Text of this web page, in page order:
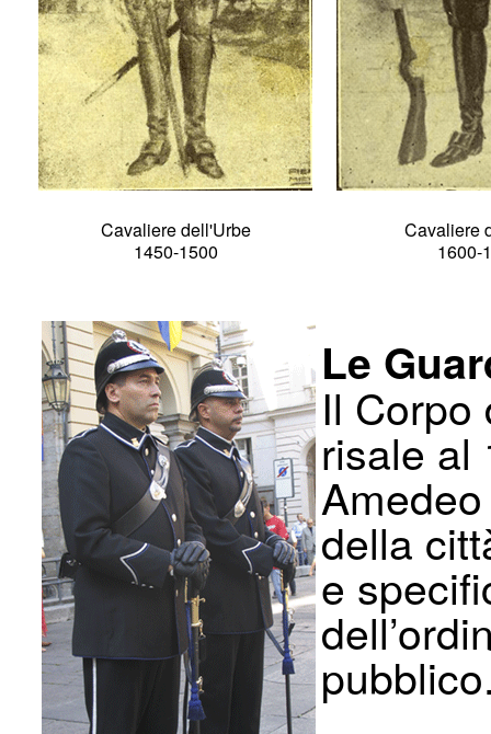
Cavaliere dell'Urbe
1450-1500
Cavaliere
1600-
Le
Il
risale al
della
e